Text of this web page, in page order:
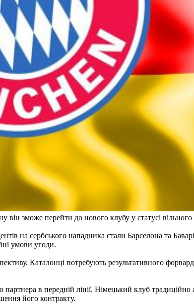
він зможе перейти до нового клубу у статусі вільного
на сербського нападника стали Барселона та
умови угоди.
Каталонці потребують результативного
в передній лінії. Німецький клуб
його контракту.